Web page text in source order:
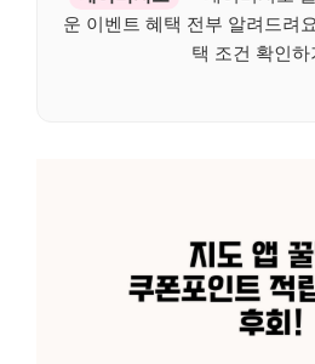
운 이벤트 혜택 전부 알려드려
택 조건 확인